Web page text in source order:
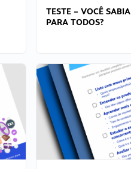
TESTE – VOCÊ
PARA TODOS?